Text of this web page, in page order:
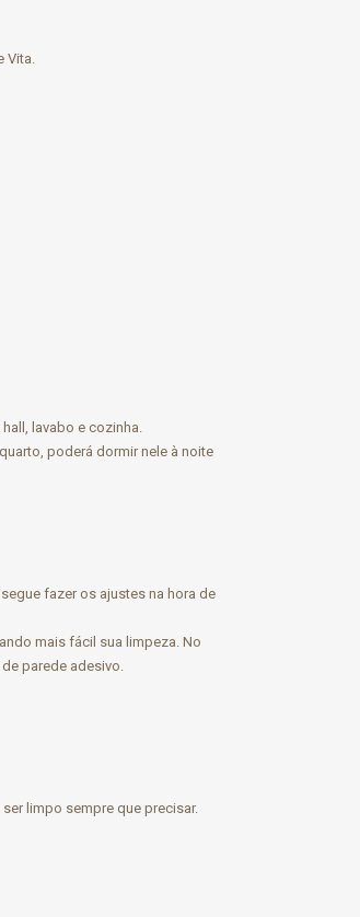
Vita.
lavabo e cozinha.
poderá dormir nele à noite
fazer os ajustes na hora de
mais fácil sua limpeza. No
parede adesivo.
limpo sempre que precisar.